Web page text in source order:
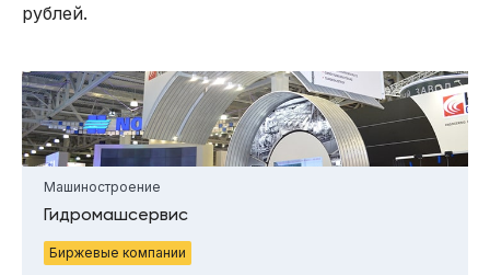
рублей.
Машиностроение
Гидромашсервис
Биржевые компании